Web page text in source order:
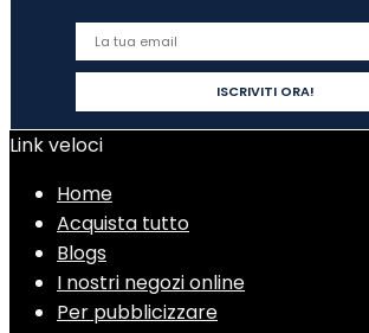
Link veloci
Home
Acquista tutto
Blogs
I nostri negozi online
Per pubblicizzare